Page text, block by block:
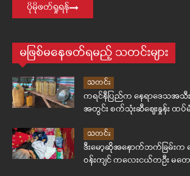
ပိုမိုဖတ်ရှုရန်
မဖြစ်မနေဖတ်ရမည့် သတင်းများ
သတင်း
ကရင်နီပြည်က နေရာဒေသအသီ
အတွင်း စက်သုံးဆီဈေးနှုန်း ထပ်
သတင်း
ဒီးမော့ဆိုအနောက်ဘက်ခြမ်းက ခ
ဝန်းကျင် ကလေးငယ်တဦး မ